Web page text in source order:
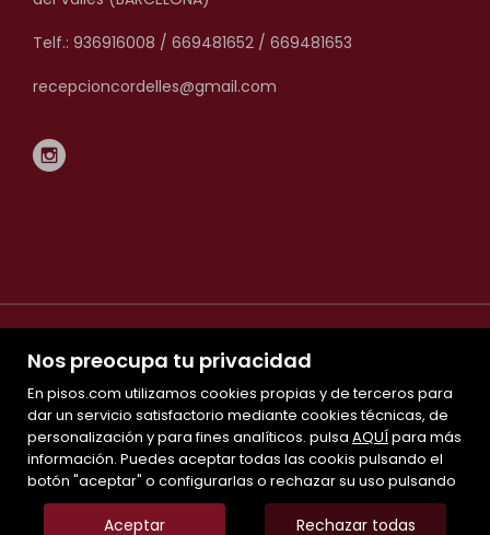
Nos preocupa tu privacidad
En pisos.com utilizamos cookies propias y de terceros para
dar un servicio satisfactorio mediante cookies técnicas, de
personalización y para fines analíticos. pulsa AQUÍpara más
información. Puedes aceptar todas las cookis pulsando el
botón "aceptar" o configurarlas o rechazar su uso pulsando
Aceptar Rechazar todas
Telf.: 936916008 / 669481652 / 669481653
recepcioncordelles@gmail.com
Mapa Web
Aviso legal
Favoritos
Inmuebles destacados